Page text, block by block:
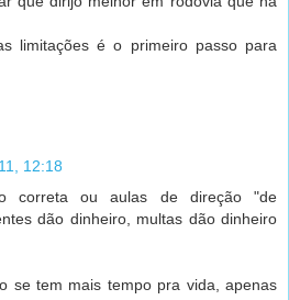
limitações é o primeiro passo para
12:18
correta ou aulas de direção "de
dão dinheiro, multas dão dinheiro
se tem mais tempo pra vida, apenas